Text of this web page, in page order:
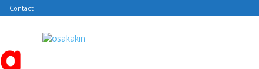
Contact